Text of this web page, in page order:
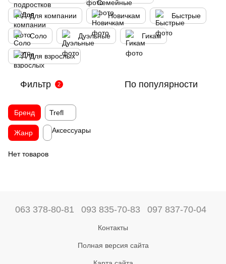
Для компании Новичкам Быстрые
Соло Дуэльные Гикам
Для взрослых
Фильтр 2 По популярности
Бренд Trefl
Жанр Аксесcуары
Нет товаров
063 378-80-81 093 835-70-83 097 837-70-04
Контакты
Полная версия сайта